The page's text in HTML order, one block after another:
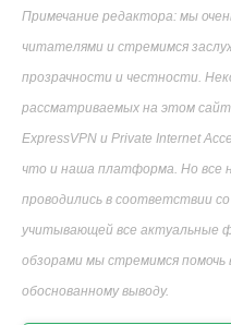
Примечание редактора: мы
читателями и стремимся
прозрачности и честности.
рассматриваемых на этом
ExpressVPN и Private Internet
что и наша платформа. Но все
проводились в соответствии
учитывающей все актуальные
обзорами мы стремимся
обоснованному выводу.